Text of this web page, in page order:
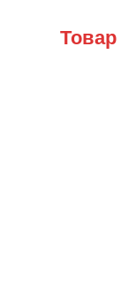
Товар